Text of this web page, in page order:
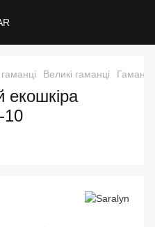
Великі гаманці
екошкіра
10